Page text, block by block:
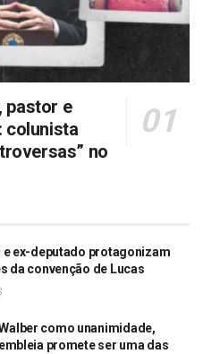
pastor e
colunista
no
e ex-deputado protagonizam
da convenção de Lucas
como unanimidade,
promete ser uma das